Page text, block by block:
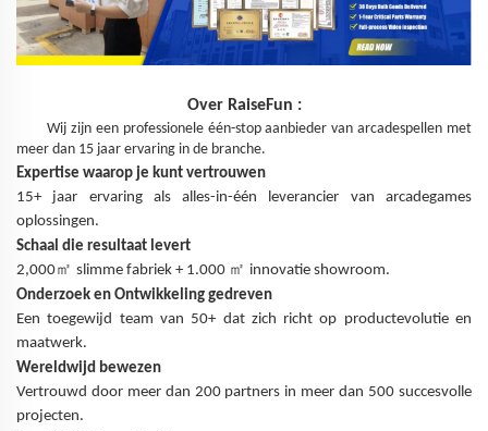
Over RaiseFun :
Wij zijn een professionele één-stop aanbieder van arcadespellen met
meer dan 15 jaar ervaring in de branche.
Expertise waarop je kunt vertrouwen
15+ jaar ervaring als alles-in-één leverancier van arcadegames
oplossingen.
Schaal die resultaat levert
2,000㎡ slimme fabriek + 1.000 ㎡ innovatie showroom.
Onderzoek en Ontwikkeling gedreven
Een toegewijd team van 50+ dat zich richt op productevolutie en
maatwerk.
Wereldwijd bewezen
Vertrouwd door meer dan 200 partners in meer dan 500 succesvolle
projecten.